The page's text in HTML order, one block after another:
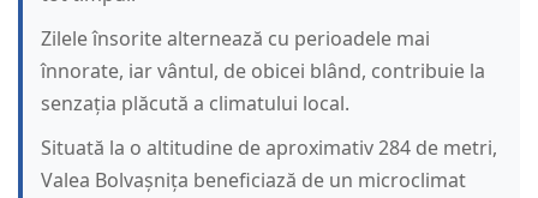
Zilele însorite alternează cu perioadele mai
înnorate, iar vântul, de obicei blând, contribuie la
senzația plăcută a climatului local.
Situată la o altitudine de aproximativ 284 de metri,
Valea Bolvașnița beneficiază de un microclimat